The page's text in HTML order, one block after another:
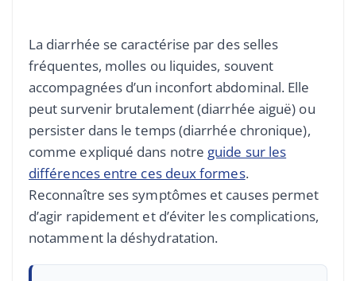
La diarrhée se caractérise par des selles
fréquentes, molles ou liquides, souvent
accompagnées d’un inconfort abdominal. Elle
peut survenir brutalement (diarrhée aiguë) ou
persister dans le temps (diarrhée chronique),
comme expliqué dans notre guide sur les
différences entre ces deux formes.
Reconnaître ses symptômes et causes permet
d’agir rapidement et d’éviter les complications,
notamment la déshydratation.